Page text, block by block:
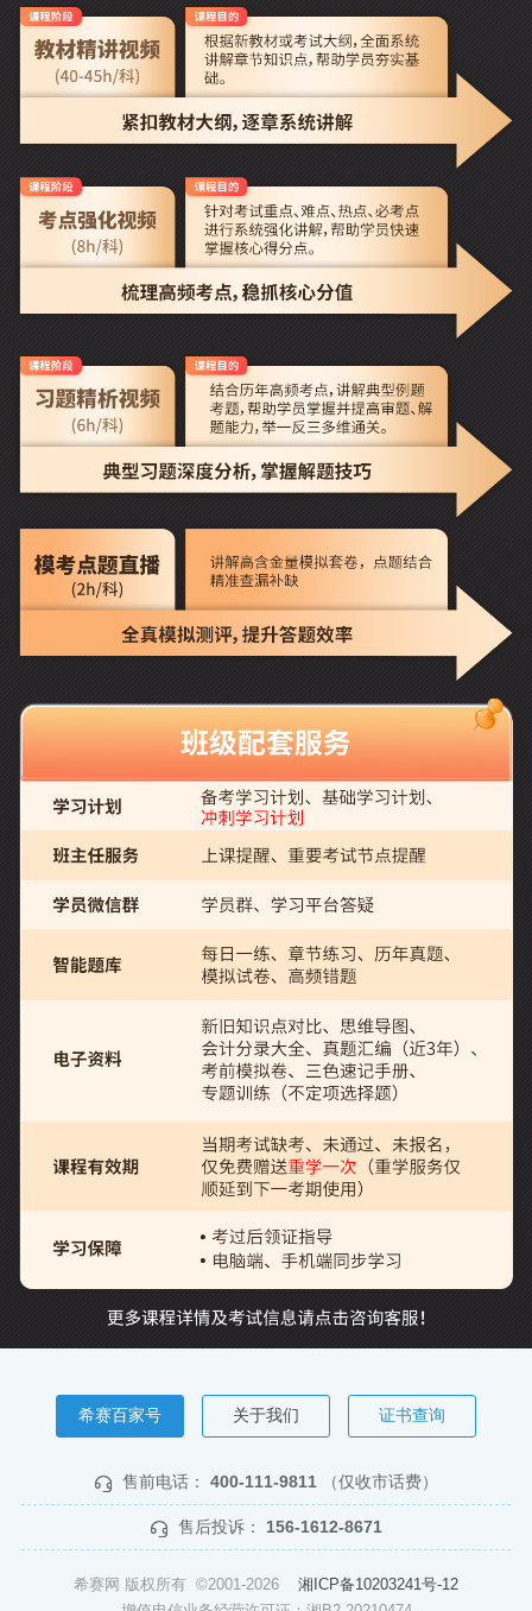
希赛百家号 关于我们 证书查询
售前电话： 400-111-9811 （仅收市话费）
售后投诉： 156-1612-8671
希赛网 版权所有 ©2001-2026 湘ICP备10203241号-12